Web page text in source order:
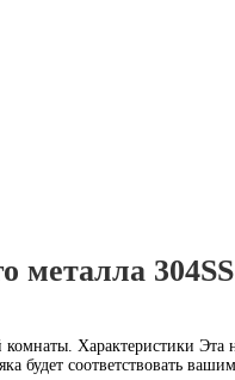
металла
Характеристики
соответствовать